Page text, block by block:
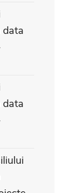
data
data